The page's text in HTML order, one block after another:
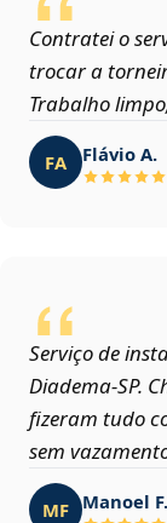
Contratei o
trocar a
Trabalho
FA Flávio A.
Serviço de
Diadema‑SP.
fizeram tudo
sem
MF Manoel F.